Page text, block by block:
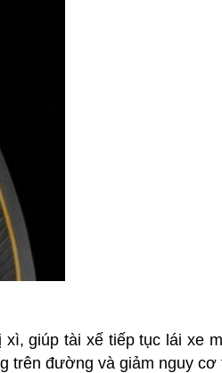
giúp tài xế tiếp tục lái xe
trên đường và giảm nguy cơ